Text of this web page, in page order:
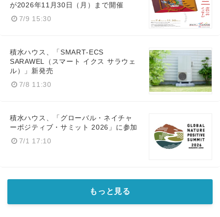
が2026年11月30日（月）まで開催
7/9 15:30
積水ハウス、「SMART‑ECS
SARAWEL（スマート イクス サラウェ
ル）」新発売
7/8 11:30
積水ハウス、「グローバル・ネイチャ
ーポジティブ・サミット 2026」に参加
7/1 17:10
もっと見る